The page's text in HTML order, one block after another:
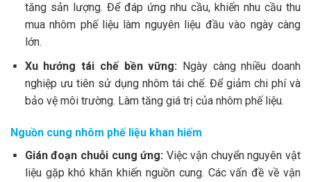
tăng sản lượng. Để đáp ứng nhu cầu, khiến nhu cầu thu
mua nhôm phế liệu làm nguyên liệu đầu vào ngày càng
lớn.
Xu hướng tái chế bền vững: Ngày càng nhiều doanh
nghiệp ưu tiên sử dụng nhôm tái chế. Để giảm chi phí và
bảo vệ môi trường. Làm tăng giá trị của nhôm phế liệu.
Nguồn cung nhôm phế liệu khan hiếm
Gián đoạn chuỗi cung ứng: Việc vận chuyển nguyên vật
liệu gặp khó khăn khiến nguồn cung. Các vấn đề về vận